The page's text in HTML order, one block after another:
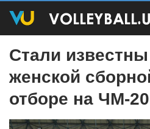
Стали
женской
отборе на ЧМ-